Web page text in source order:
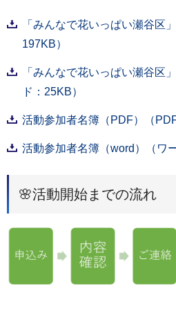
「みんなで花いっぱい瀬谷区
197KB）
「みんなで花いっぱい瀬谷区
ド：25KB）
活動参加者名簿（PDF）（
活動参加者名簿（word）（ワ
🌸活動開始までの流れ